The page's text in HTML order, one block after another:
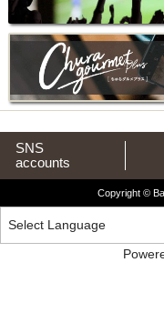
SNS
accounts
Copyright ©